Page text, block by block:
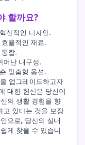
할까요?
신적인 디자인.
율적인 재료.
합.
어난 내구성.
맞춤형 옵션.
업그레이드하고자
대한 헌신은 당신이
의 생활 경험을 향
고 있다는 것을 보장
으로, 당신의 실내
게 찾을 수 있습니